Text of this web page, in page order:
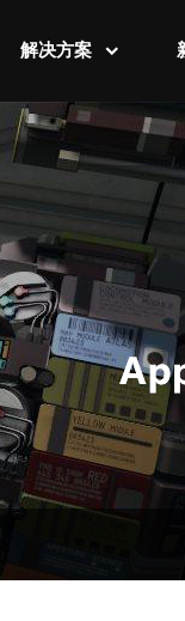
解决方案
数字营销平台
数字监管运维
数字工厂规划
数字虚拟培训
数字售后维护